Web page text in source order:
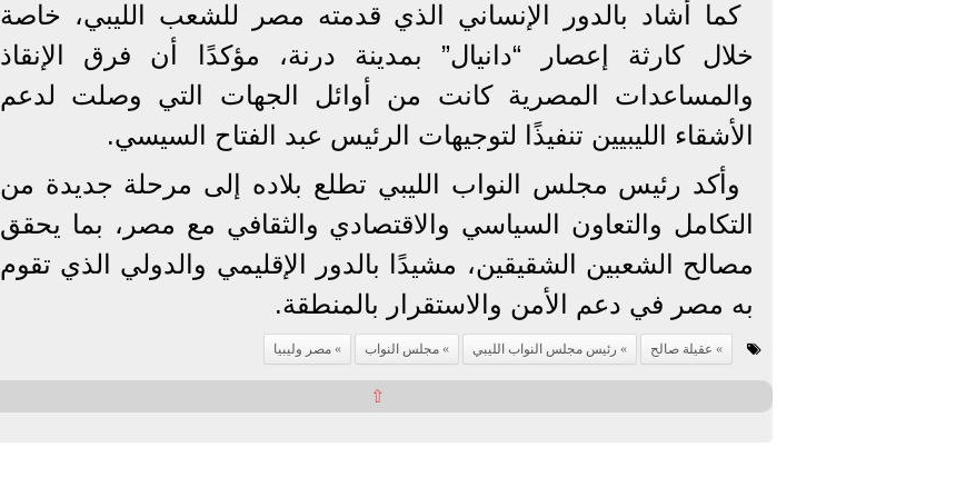
كما أشاد بالدور الإنساني الذي قدمته مصر للشعب الليبي، خاصة
خلال كارثة إعصار “دانيال” بمدينة درنة، مؤكدًا أن فرق الإنقاذ
والمساعدات المصرية كانت من أوائل الجهات التي وصلت لدعم
الأشقاء الليبيين تنفيذًا لتوجيهات الرئيس عبد الفتاح السيسي.
وأكد رئيس مجلس النواب الليبي تطلع بلاده إلى مرحلة جديدة من
التكامل والتعاون السياسي والاقتصادي والثقافي مع مصر، بما يحقق
مصالح الشعبين الشقيقين، مشيدًا بالدور الإقليمي والدولي الذي تقوم
به مصر في دعم الأمن والاستقرار بالمنطقة.
عقيلة صالح رئيس مجلس النواب الليبي مجلس النواب مصر وليبيا
⇧